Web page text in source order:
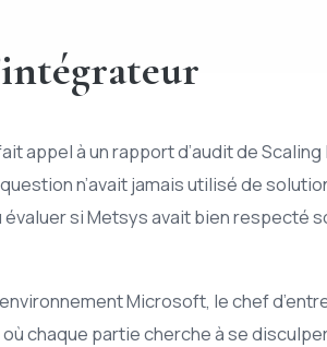
appel à un rapport d’audit de
n’avait jamais utilisé de
évaluer si Metsys avait bien respecté
Microsoft, le chef
chaque partie cherche à se